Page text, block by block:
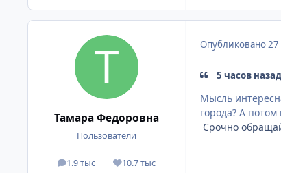
Тамара Федоровна
Пользователи
1.9 тыс
сообщения10.7 тыс
Репутация
Опубликовано27
5 часов
Мысль
города? А
Срочно